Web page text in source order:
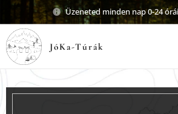
Üzeneted minden nap 0-24
JóKa-Túrák